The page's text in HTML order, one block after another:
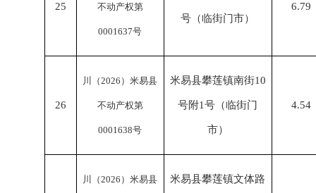
25 不动产权第
0001637号
号（临街门市）
6.79
26
川（2026）米易县
不动产权第
0001638号
米易县攀莲镇南街10
号附1号（临街门
市）
4.54
川（2026）米易县 米易县攀莲镇文体路